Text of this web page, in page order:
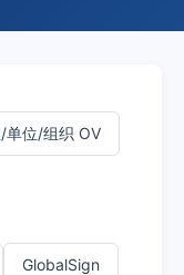
单位/组织 OV
GlobalSign